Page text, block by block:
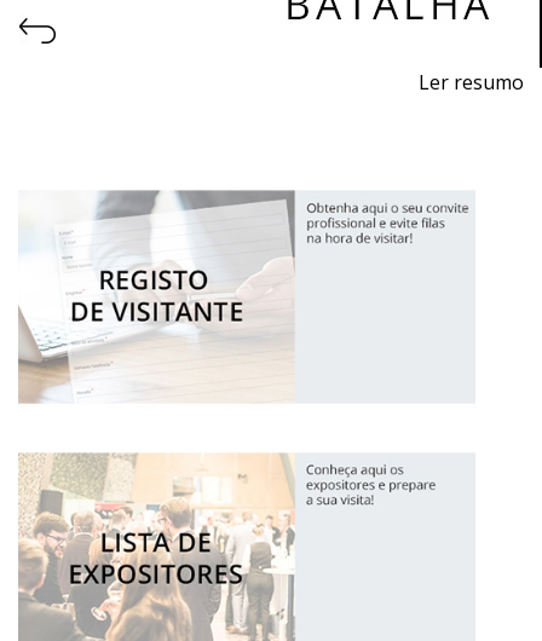
Ler resumo
Máquinas, Ferramentas e Acessórios.
6 a 8 de maio 2027 - EXPOSALÃO - Batalha
quinta a sábado - das 10h às 19h